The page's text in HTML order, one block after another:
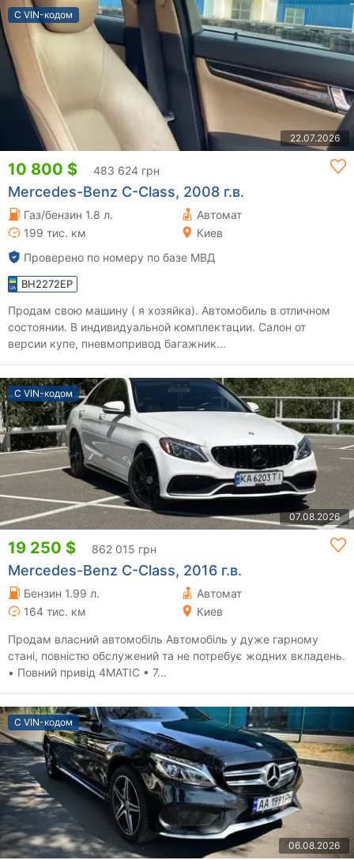
С VIN-кодом
22.07.2026
10 800 $ 483 624 грн
Mercedes-Benz C-Class, 2008 г.в.
Газ/бензин 1.8 л.
Автомат
199 тис. км
Киев
Проверено по номеру по базе МВД
BH2272EP
Продам свою машину ( я хозяйка). Автомобиль в отличном
состоянии. В индивидуальной комплектации. Салон от
версии купе, пневмопривод багажник...
С VIN-кодом
07.08.2026
19 250 $ 862 015 грн
Mercedes-Benz C-Class, 2016 г.в.
Бензин 1.99 л.
Автомат
164 тис. км
Киев
Продам власний автомобіль Автомобіль у дуже гарному
стані, повністю обслужений та не потребує жодних вкладень.
• Повний привід 4MATIC • 7...
С VIN-кодом
06.08.2026